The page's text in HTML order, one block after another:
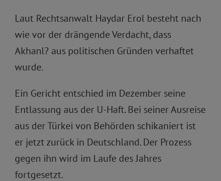
Laut Rechtsanwalt Haydar Erol besteht nach
wie vor der drängende Verdacht, dass
Akhanl? aus politischen Gründen verhaftet
wurde.
Ein Gericht entschied im Dezember seine
Entlassung aus der U-Haft. Bei seiner Ausreise
aus der Türkei von Behörden schikaniert ist
er jetzt zurück in Deutschland. Der Prozess
gegen ihn wird im Laufe des Jahres
fortgesetzt.